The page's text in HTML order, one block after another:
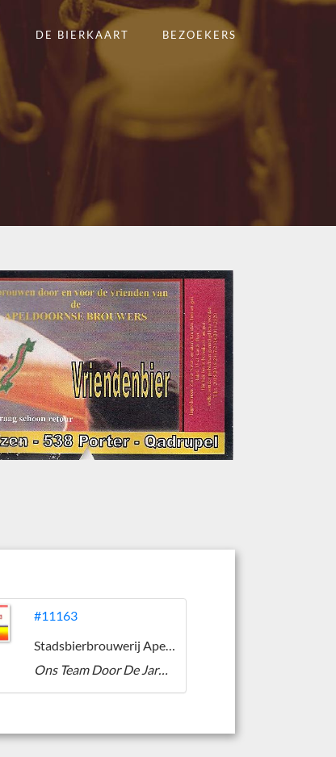
DE BIERKAART BEZOEKERS
#11163
Stadsbierbrouwerij Apeldoorn
Ons Team Door De Jaren Heen